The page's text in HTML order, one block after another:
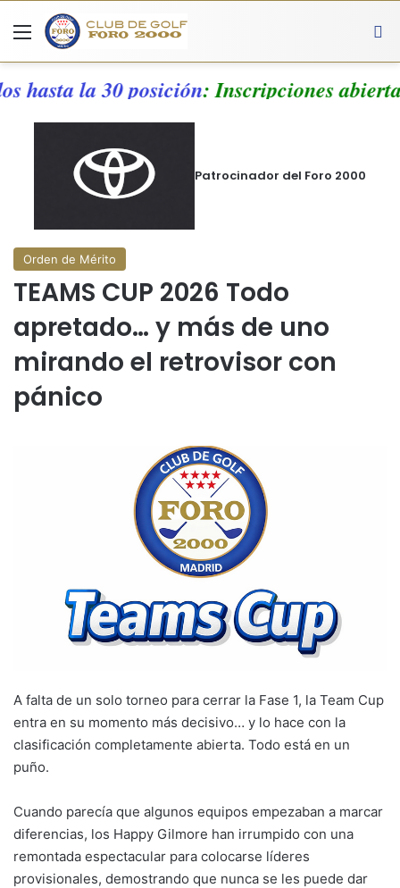
Menú
hasta la 30 posición: Inscripciones abiertas
Patrocinador del Foro 2000
Orden de Mérito
TEAMS CUP 2026 Todo
apretado… y más de uno
mirando el retrovisor con
pánico
A falta de un solo torneo para cerrar la Fase 1, la Team Cup
entra en su momento más decisivo… y lo hace con la
clasificación completamente abierta. Todo está en un
puño.
Cuando parecía que algunos equipos empezaban a marcar
diferencias, los Happy Gilmore han irrumpido con una
remontada espectacular para colocarse líderes
provisionales, demostrando que nunca se les puede dar